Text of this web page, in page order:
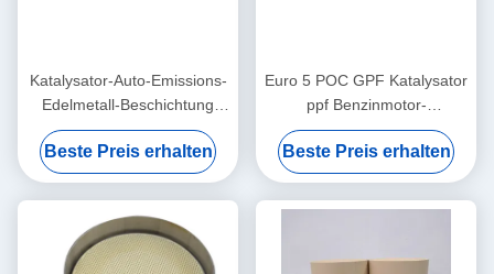
Katalysator-Auto-Emissions-
Edelmetall-Beschichtung
Pint-PD-relativer
Feuchtigkeit GPF unter
Boden
Beste Preis erhalten
Euro 5 POC GPF Katalysator
ppf Benzinmotor-
Bienenwaben-Keramik-
Substrat
Beste Preis erhalten